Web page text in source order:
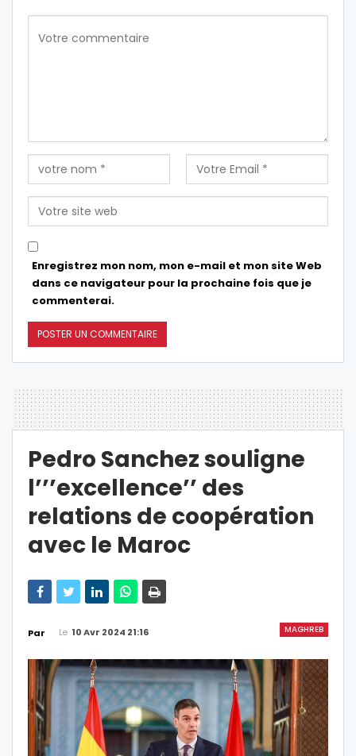
Enregistrez mon nom, mon e-mail et mon site Web
dans ce navigateur pour la prochaine fois que je
commenterai.
Pedro Sanchez souligne
l’’’excellence’’ des
relations de coopération
avec le Maroc
MAGHREB
Par Le 10 Avr 2024 21:16